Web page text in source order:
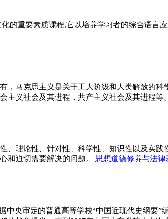
的重要素质课程,它以培养学习者的综合语言
，马克思主义是关于工人阶级和人类解放的
主义社会及其进程，共产主义社会及其进程等。
、理论性、针对性、科学性、知识性以及实
和迫切需要解决的问题。
思想道德修养与法律
中央审定的普通高等学校“中国近现代史纲要